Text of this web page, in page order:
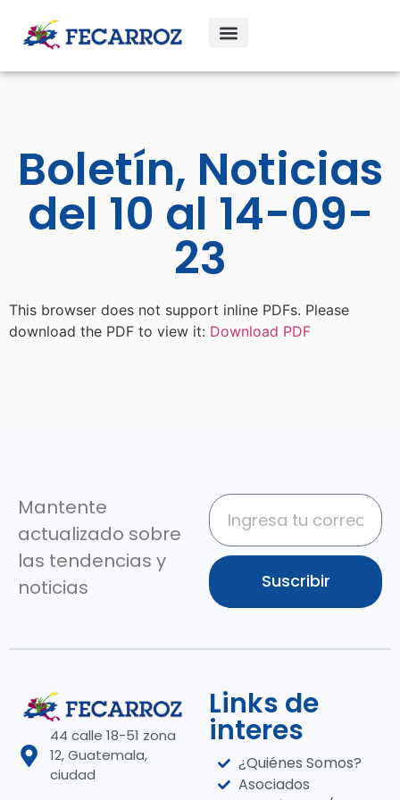
Boletín, Noticias
del 10 al 14-09-
23
This browser does not support inline PDFs. Please
download the PDF to view it: Download PDF
Mantente
actualizado sobre
las tendencias y
noticias
Suscribir
44 calle 18-51 zona
12, Guatemala,
ciudad
Links de
interes
¿Quiénes Somos?
Asociados